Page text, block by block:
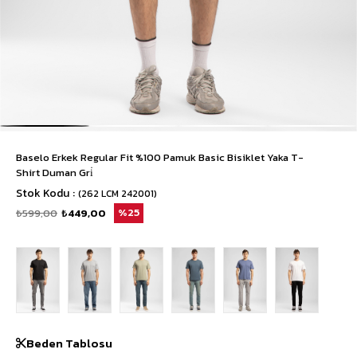
Baselo Erkek Regular Fit %100 Pamuk Basic Bisiklet Yaka T-
Shirt Duman Gri̇
Stok Kodu (262 LCM 242001)
₺599,00 ₺449,00 25
Beden Tablosu